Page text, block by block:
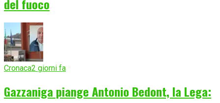
del fuoco
Cronaca2 giorni fa
Gazzaniga piange Antonio Bedont, la Lega: